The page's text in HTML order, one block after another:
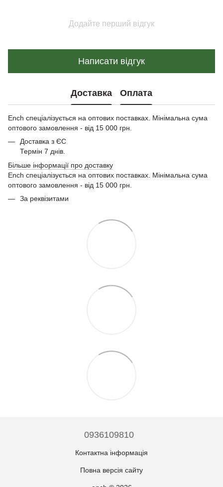
Додайте перший відгук
Написати відгук
Доставка Оплата
Ench спеціалізується на оптових поставках. Мінімальна сума
оптового замовлення - від 15 000 грн.
Доставка з ЄС
Термін 7 днів.
Більше інформації про доставку
Ench спеціалізується на оптових поставках. Мінімальна сума
оптового замовлення - від 15 000 грн.
За реквізитами
0936109810
Контактна інформація
Повна версія сайту